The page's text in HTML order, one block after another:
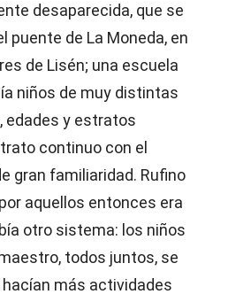
desaparecida, que se
puente de La Moneda, en
de Lisén; una escuela
niños de muy distintas
edades y estratos
continuo con el
gran familiaridad. Rufino
aquellos entonces era
otro sistema: los niños
todos juntos, se
más actividades